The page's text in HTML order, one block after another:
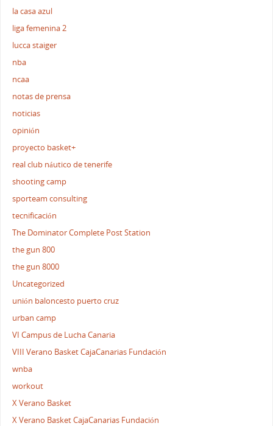
la casa azul
liga femenina 2
lucca staiger
nba
ncaa
notas de prensa
noticias
opinión
proyecto basket+
real club náutico de tenerife
shooting camp
sporteam consulting
tecnificación
The Dominator Complete Post Station
the gun 800
the gun 8000
Uncategorized
unión baloncesto puerto cruz
urban camp
VI Campus de Lucha Canaria
VIII Verano Basket CajaCanarias Fundación
wnba
workout
X Verano Basket
X Verano Basket CajaCanarias Fundación